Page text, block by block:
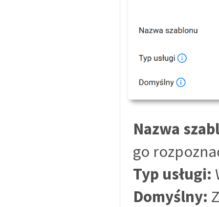
Nazwa
go
Typ usługi:
Domyślny: